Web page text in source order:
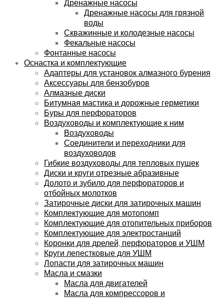
Дренажные насосы
Дренажные насосы для грязной
воды
Скважинные и колодезные насосы
Фекальные насосы
Фонтанные насосы
Оснастка и комплектующие
Адаптеры для установок алмазного бурения
Аксессуары для бензобуров
Алмазные диски
Битумная мастика и дорожные герметики
Буры для перфораторов
Воздуховоды и комплектующие к ним
Воздуховоды
Соединители и переходники для
воздуховодов
Гибкие воздуховоды для тепловых пушек
Диски и круги отрезные абразивные
Долото и зубило для перфораторов и
отбойных молотков
Затирочные диски для затирочных машин
Комплектующие для мотопомп
Комплектующие для отопительных приборов
Комплектующие для электростанций
Коронки для дрелей, перфораторов и УШМ
Круги лепестковые для УШМ
Лопасти для затирочных машин
Масла и смазки
Масла для двигателей
Масла для компрессоров и